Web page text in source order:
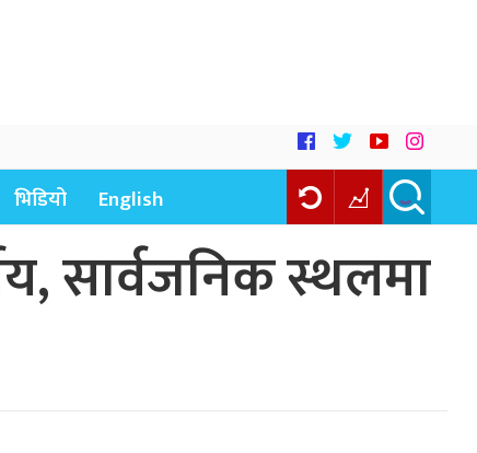
भिडियो English
सार्वजनिक स्थलमा